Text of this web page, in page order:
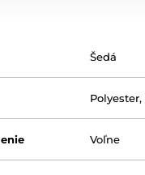
Šedá
Polyester,
Voľne